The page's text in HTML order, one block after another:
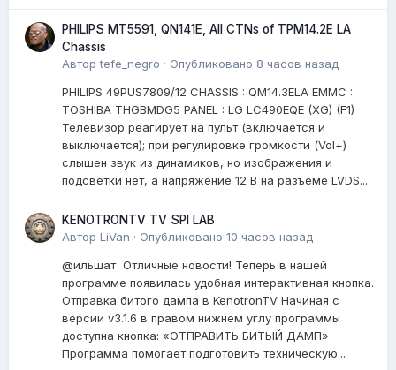
PHILIPS MT5591, QN141E, All CTNs of TPM14.2E LA
Chassis
Авторtefe_negro · Опубликовано 8 часов назад
PHILIPS 49PUS7809/12 CHASSIS : QM14.3ELA EMMC :
TOSHIBA THGBMDG5 PANEL : LG LC490EQE (XG) (F1)
Телевизор реагирует на пульт (включается и
выключается); при регулировке громкости (Vol+)
слышен звук из динамиков, но изображения и
подсветки нет, а напряжение 12 В на разъеме LVDS...
KENOTRONTV TV SPI LAB
Автор LiVan · Опубликовано 10 часов назад
@ильшат Отличные новости! Теперь в нашей
программе появилась удобная интерактивная кнопка.
Отправка битого дампа в KenotronTV Начиная с
версии v3.1.6 в правом нижнем углу программы
доступна кнопка: «ОТПРАВИТЬ БИТЫЙ ДАМП»
Программа помогает подготовить техническую...